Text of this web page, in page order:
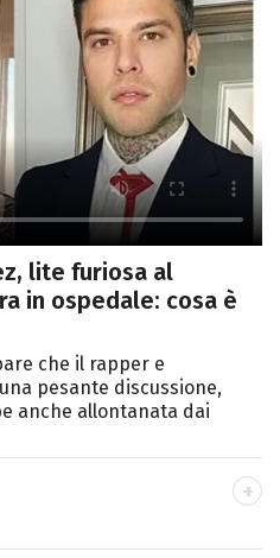
lite furiosa al
in ospedale: cosa è
che il rapper e
pesante discussione,
anche allontanata dai
FACEBOOK SITO